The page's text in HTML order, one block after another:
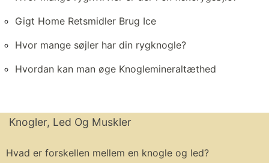
Gigt Home Retsmidler Brug Ice
Hvor mange søjler har din rygknogle?
Hvordan kan man øge Knoglemineraltæthed
Knogler, Led Og Muskler
Hvad er forskellen mellem en knogle og led?